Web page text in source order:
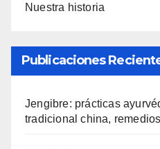
Nuestra historia
Publicaciones
Jengibre: prácticas
tradicional china,